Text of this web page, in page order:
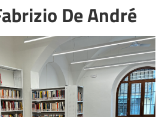
De André